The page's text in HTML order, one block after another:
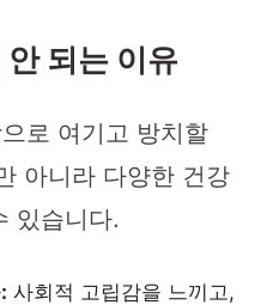
되는 이유
로 여기고 방치할
아니라 다양한 건강
있습니다.
사회적 고립감을 느끼고,